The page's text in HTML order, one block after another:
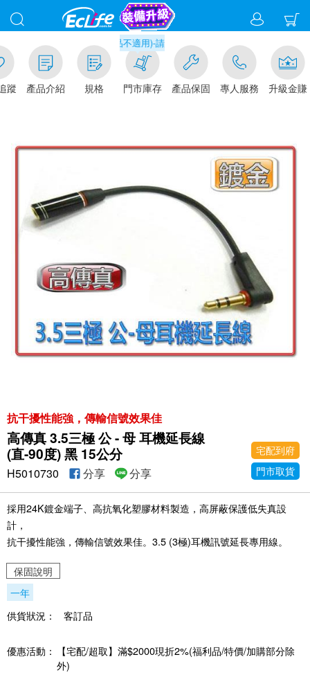
蹤 產品介紹 規格
元門市取貨現折1%(部分商品不適用)-請點我看
門市庫存 產品保固 專人服務 升級金賺
抗干擾性能強，傳輸信號效果佳
高傳真 3.5三極 公 - 母 耳機延長線
(直-90度) 黑 15公分
宅配到府
門市取貨
H5010730 分享 分享
採用24K鍍金端子、高抗氧化塑膠材料製造，高屏蔽保護低失真設
計，
抗干擾性能強，傳輸信號效果佳。3.5 (3極)耳機訊號延長專用線。
保固說明
一年
供貨狀況：
客訂品
優惠活動：
【宅配/超取】滿$2000現折2%(福利品/特價/加購部分除
外)